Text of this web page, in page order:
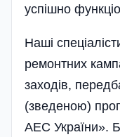
успішно
Наші
ремонт­них
заходів,
(зведеною)
АЕС України».